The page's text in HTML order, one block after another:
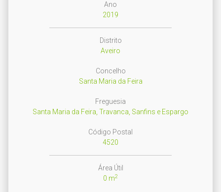
Ano
2019
Distrito
Aveiro
Concelho
Santa Maria da Feira
Freguesia
Santa Maria da Feira, Travanca, Sanfins e Espargo
Código Postal
4520
Área Útil
0 m2